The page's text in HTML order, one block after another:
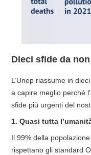
Dieci sfide da
L’Unep riassume in
a capire meglio perché
sfide più urgenti del
1. Quasi tutta
Il 99% della
rispettano gli standard